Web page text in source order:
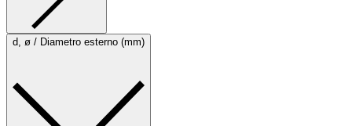
d, ø / Diametro esterno (mm)